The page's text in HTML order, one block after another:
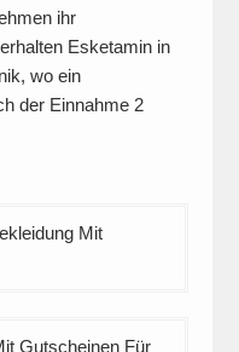
ihr
Esketamin in
wo ein
der Einnahme 2
Mit
Gutscheinen Für